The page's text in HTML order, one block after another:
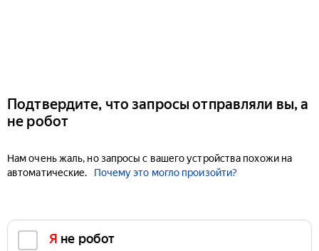
Подтвердите, что запросы отправляли вы, а
не робот
Нам очень жаль, но запросы с вашего устройства похожи на
автоматические.
Почему это могло произойти?
Я не робот